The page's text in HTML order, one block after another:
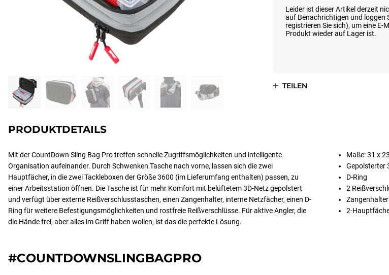
Leider ist dieser Artikel derzeit
auf Benachrichtigen und loggen
registrieren Sie sich), um eine E-
Produkt wieder auf Lager ist.
TEILEN
PRODUKTDETAILS
Mit der CountDown Sling Bag Pro treffen schnelle Zugriffsmöglichkeiten und intelligente
Organisation aufeinander. Durch Schwenken Tasche nach vorne, lassen sich die zwei
Hauptfächer, in die zwei Tackleboxen der Größe 3600 (im Lieferumfang enthalten) passen, zu
einer Arbeitsstation öffnen. Die Tasche ist für mehr Komfort mit belüftetem 3D-Netz gepolstert
und verfügt über externe Reißverschlusstaschen, einen Zangenhalter, interne Netzfächer, einen D-
Ring für weitere Befestigungsmöglichkeiten und rostfreie Reißverschlüsse. Für aktive Angler, die
die Hände frei, aber alles im Griff haben wollen, ist das die perfekte Lösung.
Maße: 31 x
Gepolsterter
D-Ring
2
Zangenhalter
2-
#COUNTDOWNSLINGBAGPRO